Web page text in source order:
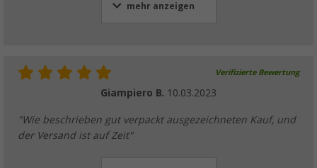
mehr anzeigen
Verifizierte Bewertung
Giampiero B. 10.03.2023
"Wie beschrieben gut verpackt ausgezeichneten Kauf, und
der Versand ist auf Zeit"